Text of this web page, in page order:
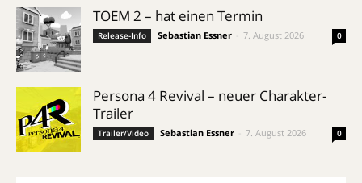
TOEM 2 – hat einen Termin
Release-Info Sebastian Essner 7. August 2026 0
Persona 4 Revival – neuer Charakter-
Trailer
Trailer/Video Sebastian Essner 7. August 2026 0